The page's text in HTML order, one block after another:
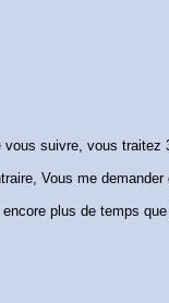
suivre, vous
Vous me
plus de temps